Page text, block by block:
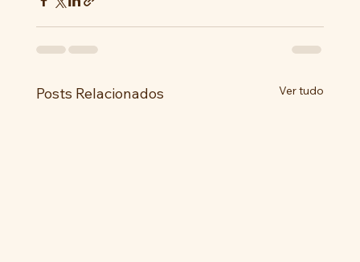
Posts Relacionados Ver tudo